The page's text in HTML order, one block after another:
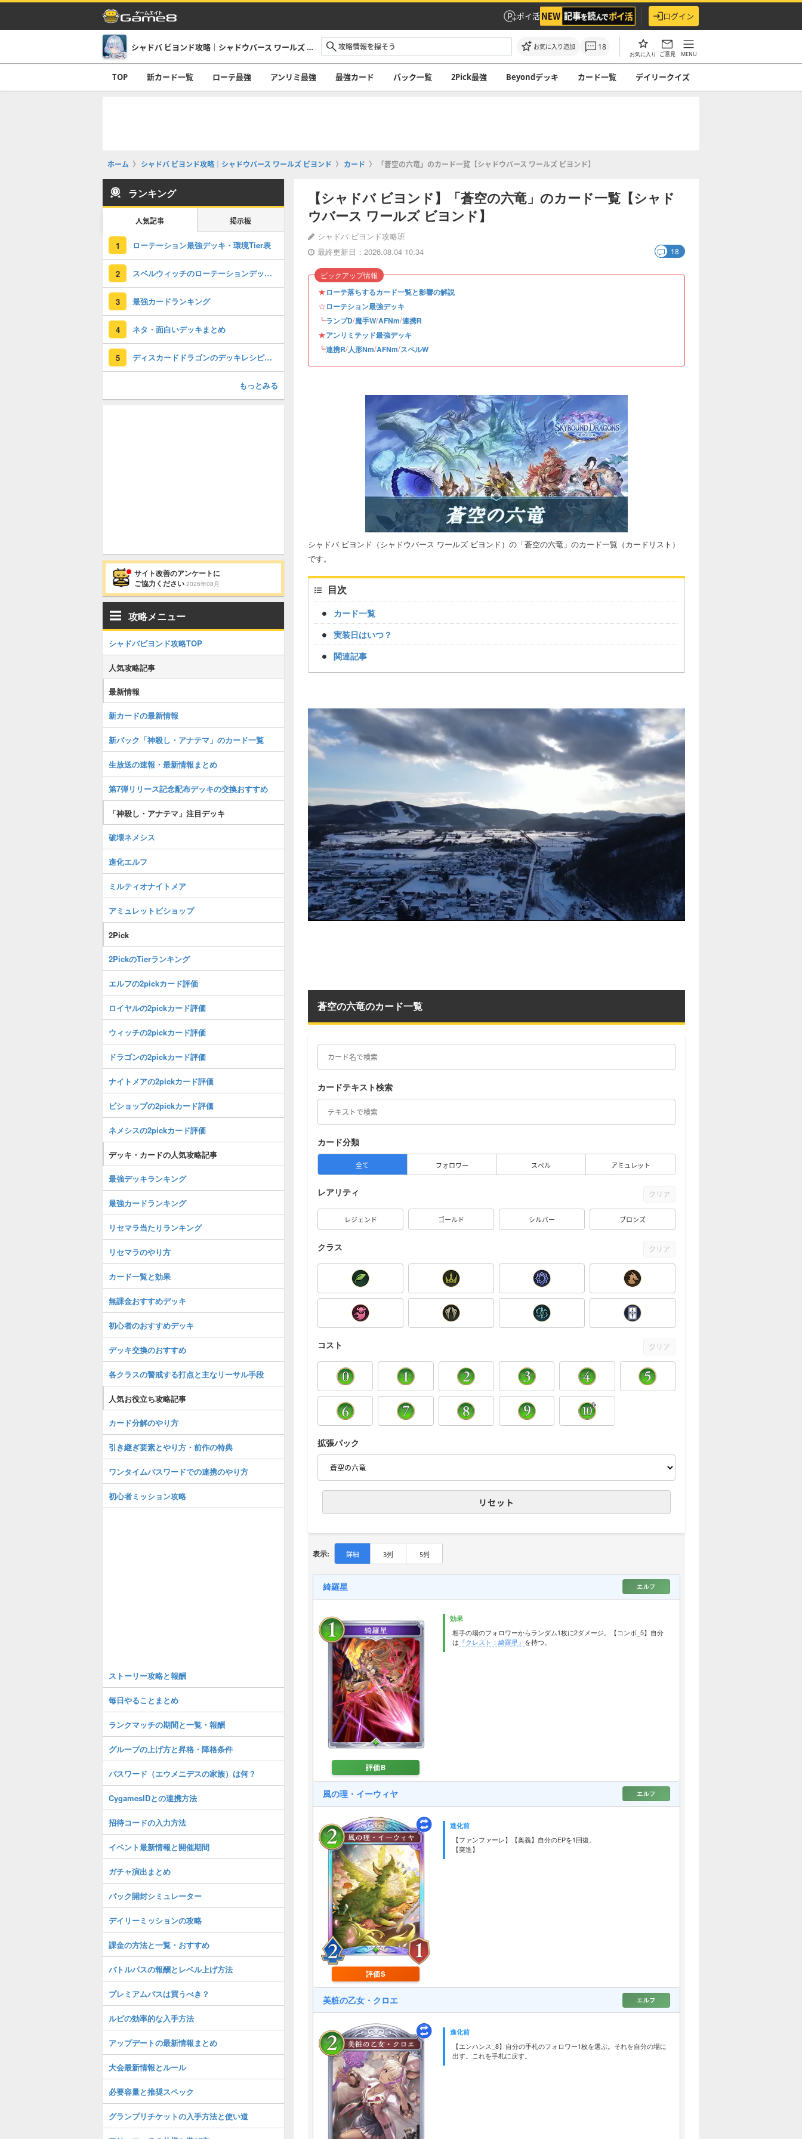
ポイ活 ログイン
シャドバ ビヨンド攻略｜シャドウバース ワールズ ビヨンド お気に入り追加 18
お気に入り ご意見 MENU
TOP 新カード一覧 ローテ最強 アンリミ最強 最強カード パック一覧 2Pick最強 Beyondデッキ カード一覧 デイリークイズ
ホーム シャドバ ビヨンド攻略｜シャドウバース ワールズ ビヨンド カード 「蒼空の六竜」のカード一覧【シャドウバース ワールズ ビヨンド】
【シャドバ ビヨンド】「蒼空の六竜」のカード一覧【シャド
ウバース ワールズ ビヨンド】
シャドバ ビヨンド攻略班
最終更新日：2026.08.04 10:34
18
★ローテ落ちするカード一覧と影響の解説
☆ローテション最強デッキ
┗ランプD/魔手W/AFNm/連携R
★アンリミテッド最強デッキ
┗連携R/人形Nm/AFNm/スペルW
ピックアップ情報
シャドバ ビヨンド（シャドウバース ワールズ ビヨンド）の「蒼空の六竜」のカード一覧（カードリスト）
です。
目次
カード一覧
実装日はいつ？
関連記事
蒼空の六竜のカード一覧
カードテキスト検索
カード分類
全て フォロワー スペル アミュレット
レアリティ クリア
レジェンド ゴールド シルバー ブロンズ
クラス クリア
コスト クリア
拡張パック
リセット
表示: 詳細 3列 5列
綺羅星 エルフ
評価B
効果
相手の場のフォロワーからランダム1枚に2ダメージ。【コンボ_5】自分
は 『クレスト：綺羅星』 を持つ。
風の理・イーウィヤ エルフ
評価S
進化前
【ファンファーレ】【奥義】自分のEPを1回復。
【突進】
美粧の乙女・クロエ エルフ
進化前
【エンハンス_8】自分の手札のフォロワー1枚を選ぶ。それを自分の場に
出す。これを手札に戻す。
ランキング
人気記事 掲示板
1 ローテーション最強デッキ・環境Tier表
2 スペルウィッチのローテーションデッキレシピと立ち回り・マリガン
3 最強カードランキング
4 ネタ・面白いデッキまとめ
5 ディスカードドラゴンのデッキレシピと評価
もっとみる
サイト改善のアンケートに
ご協力ください 2026年08月
攻略メニュー
シャドバビヨンド攻略TOP
人気攻略記事
最新情報
新カードの最新情報
新パック「神殺し・アナテマ」のカード一覧
生放送の速報・最新情報まとめ
第7弾リリース記念配布デッキの交換おすすめ
「神殺し・アナテマ」注目デッキ
破壊ネメシス
進化エルフ
ミルティオナイトメア
アミュレットビショップ
2Pick
2PickのTierランキング
エルフの2pickカード評価
ロイヤルの2pickカード評価
ウィッチの2pickカード評価
ドラゴンの2pickカード評価
ナイトメアの2pickカード評価
ビショップの2pickカード評価
ネメシスの2pickカード評価
デッキ・カードの人気攻略記事
最強デッキランキング
最強カードランキング
リセマラ当たりランキング
リセマラのやり方
カード一覧と効果
無課金おすすめデッキ
初心者のおすすめデッキ
デッキ交換のおすすめ
各クラスの警戒する打点と主なリーサル手段
人気お役立ち攻略記事
カード分解のやり方
引き継ぎ要素とやり方・前作の特典
ワンタイムパスワードでの連携のやり方
初心者ミッション攻略
ストーリー攻略と報酬
毎日やることまとめ
ランクマッチの期間と一覧・報酬
グループの上げ方と昇格・降格条件
パスワード（エウメニデスの家族）は何？
CygamesIDとの連携方法
招待コードの入力方法
イベント最新情報と開催期間
ガチャ演出まとめ
パック開封シミュレーター
デイリーミッションの攻略
課金の方法と一覧・おすすめ
バトルパスの報酬とレベル上げ方法
プレミアムパスは買うべき？
ルピの効率的な入手方法
アップデートの最新情報まとめ
大会最新情報とルール
必要容量と推奨スペック
グランプリチケットの入手方法と使い道